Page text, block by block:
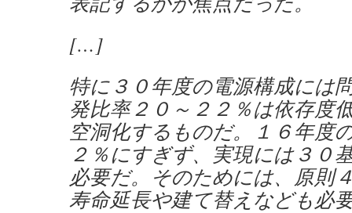
[…]
特に３０年度の電源構成には
発比率２０～２２％は依存度
空洞化するものだ。１６年度
２％にすぎず、実現には３０
必要だ。そのためには、原則
寿命延長や建て替えなども必